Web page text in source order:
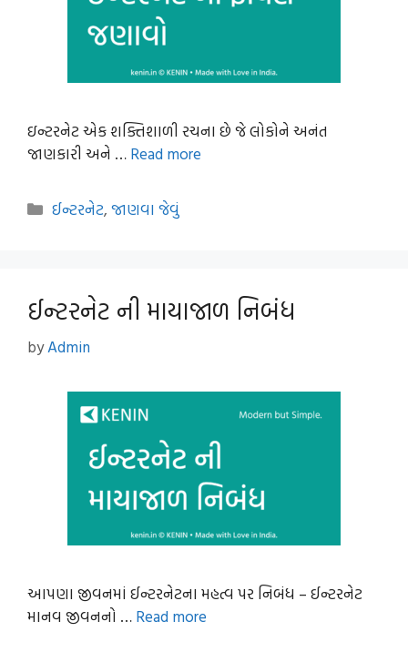
ઇન્ટરનેટ એક શક્તિશાળી રચના છે જે લોકોને અનંત
જાણકારી અને … Read more
Categories
ઈન્ટરનેટ,જાણવા જેવું
ઈન્ટરનેટ ની માયાજાળ નિબંધ
byAdmin
આપણા જીવનમાં ઈન્ટરનેટના મહત્વ પર નિબંધ – ઈન્ટરનેટ
માનવ જીવનનો … Read more